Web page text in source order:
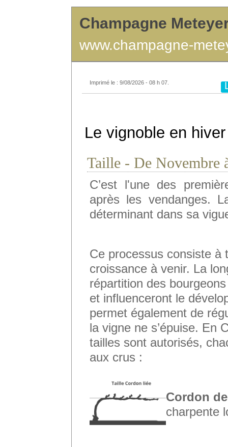
Champagne
www.champagne-
Imprimé le : 9/08/2026 - 08 h 07.
Le vignoble en hiver
Taille - De Novembre
C’est l'une des
après les vendanges.
déterminant dans sa
Ce processus consiste à
croissance à venir. La
répartition des
et influenceront le
permet également de
la vigne ne s’épuise. En
tailles sont autorisés,
aux crus :
Cordon
charpente